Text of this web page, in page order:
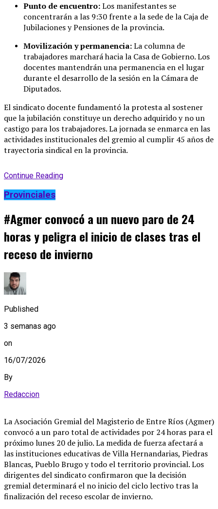
Punto de encuentro:Los manifestantes se
concentrarán a las 9:30 frente a la sede de la Caja de
Jubilaciones y Pensiones de la provincia.
Movilización y permanencia:La columna de
trabajadores marchará hacia la Casa de Gobierno. Los
docentes mantendrán una permanencia en el lugar
durante el desarrollo de la sesión en la Cámara de
Diputados.
El sindicato docente fundamentó la protesta al sostener
que la jubilación constituye un derecho adquirido y no un
castigo para los trabajadores. La jornada se enmarca en las
actividades institucionales del gremio al cumplir 45 años de
trayectoria sindical en la provincia.
Continue Reading
Provinciales
#Agmer convocó a un nuevo paro de 24
horas y peligra el inicio de clases tras el
receso de invierno
Published
3 semanas ago
on
16/07/2026
By
Redaccion
La Asociación Gremial del Magisterio de Entre Ríos (Agmer)
convocó a un paro total de actividades por 24 horas para el
próximo lunes 20 de julio. La medida de fuerza afectará a
las instituciones educativas de Villa Hernandarias, Piedras
Blancas, Pueblo Brugo y todo el territorio provincial. Los
dirigentes del sindicato confirmaron que la decisión
gremial determinará el no inicio del ciclo lectivo tras la
finalización del receso escolar de invierno.